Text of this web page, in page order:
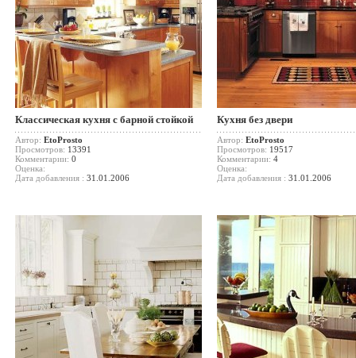
Классическая кухня с барной стойкой
Автор: EtoProsto
Просмотров: 13391
Комментарии: 0
Оценка:
Дата добавления : 31.01.2006
Кухня без двери
Автор: EtoProsto
Просмотров: 19517
Комментарии: 4
Оценка:
Дата добавления : 31.01.2006